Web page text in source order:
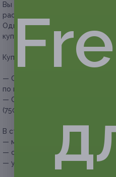
Вы можете предъявить купон в
распечатанном виде.
Один человек может купить
купонов для себя или в подарок.
Купон действует на
— Скидка 50% на мужскую
по возрасту (500 руб. вместо
— Скидка 50% на мужскую
(750 руб. вместо 1500 руб.)
В стоимость купона на
— мытье головы перед
— стрижка;
— укладка волос.